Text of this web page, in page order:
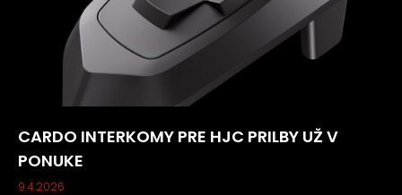
CARDO INTERKOMY PRE HJC PRILBY UŽ V
PONUKE
9.4.2026